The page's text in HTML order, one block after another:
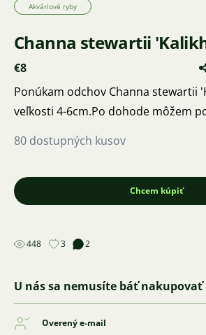
Akváriové ryby
Channa stewartii
€8
Ponúkam odchov Channa stewartii
veľkosti 4-6cm.Po dohode môžem
80 dostupných kusov
Chcem kúpiť
448 3 2
U nás sa nemusíte báť nakupovať
Overený e-mail